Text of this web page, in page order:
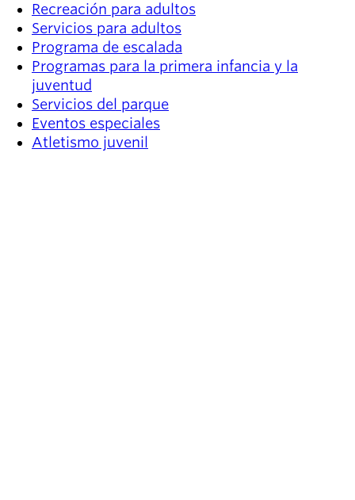
Recreación para adultos
Servicios para adultos
Programa de escalada
Programas para la primera infancia y la
juventud
Servicios del parque
Eventos especiales
Atletismo juvenil